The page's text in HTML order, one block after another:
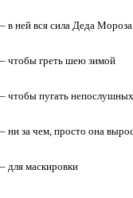
– в ней вся сила Деда Мороза
– чтобы греть шею зимой
– чтобы пугать
– ни за чем, просто она
– для маскировки